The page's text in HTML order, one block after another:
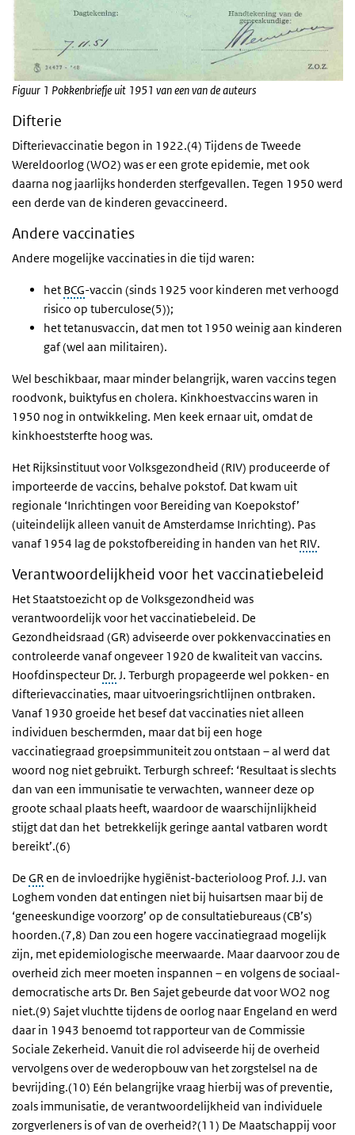
Figuur 1 Pokkenbriefje uit 1951 van een van de auteurs
Difterie
Difterievaccinatie begon in 1922.(4) Tijdens de Tweede
Wereldoorlog (WO2) was er een grote epidemie, met ook
daarna nog jaarlijks honderden sterfgevallen. Tegen 1950 werd
een derde van de kinderen gevaccineerd.
Andere vaccinaties
Andere mogelijke vaccinaties in die tijd waren:
het BCG-vaccin (sinds 1925 voor kinderen met verhoogd
risico op tuberculose(5));
het tetanusvaccin, dat men tot 1950 weinig aan kinderen
gaf (wel aan militairen).
Wel beschikbaar, maar minder belangrijk, waren vaccins tegen
roodvonk, buiktyfus en cholera. Kinkhoestvaccins waren in
1950 nog in ontwikkeling. Men keek ernaar uit, omdat de
kinkhoeststerfte hoog was.
Het Rijksinstituut voor Volksgezondheid (RIV) produceerde of
importeerde de vaccins, behalve pokstof. Dat kwam uit
regionale ‘Inrichtingen voor Bereiding van Koepokstof’
(uiteindelijk alleen vanuit de Amsterdamse Inrichting). Pas
vanaf 1954 lag de pokstofbereiding in handen van het RIV.
Verantwoordelijkheid voor het vaccinatiebeleid
Het Staatstoezicht op de Volksgezondheid was
verantwoordelijk voor het vaccinatiebeleid. De
Gezondheidsraad (GR) adviseerde over pokkenvaccinaties en
controleerde vanaf ongeveer 1920 de kwaliteit van vaccins.
Hoofdinspecteur Dr. J. Terburgh propageerde wel pokken- en
difterievaccinaties, maar uitvoeringsrichtlijnen ontbraken.
Vanaf 1930 groeide het besef dat vaccinaties niet alleen
individuen beschermden, maar dat bij een hoge
vaccinatiegraad groepsimmuniteit zou ontstaan – al werd dat
woord nog niet gebruikt. Terburgh schreef: ‘Resultaat is slechts
dan van een immunisatie te verwachten, wanneer deze op
groote schaal plaats heeft, waardoor de waarschijnlijkheid
stijgt dat dan het betrekkelijk geringe aantal vatbaren wordt
bereikt’.(6)
De GR en de invloedrijke hygiënist-bacterioloog Prof. J.J. van
Loghem vonden dat entingen niet bij huisartsen maar bij de
‘geneeskundige voorzorg’ op de consultatiebureaus (CB’s)
hoorden.(7,8) Dan zou een hogere vaccinatiegraad mogelijk
zijn, met epidemiologische meerwaarde. Maar daarvoor zou de
overheid zich meer moeten inspannen – en volgens de sociaal-
democratische arts Dr. Ben Sajet gebeurde dat voor WO2 nog
niet.(9) Sajet vluchtte tijdens de oorlog naar Engeland en werd
daar in 1943 benoemd tot rapporteur van de Commissie
Sociale Zekerheid. Vanuit die rol adviseerde hij de overheid
vervolgens over de wederopbouw van het zorgstelsel na de
bevrijding.(10) Eén belangrijke vraag hierbij was of preventie,
zoals immunisatie, de verantwoordelijkheid van individuele
zorgverleners is of van de overheid?(11) De Maatschappij voor